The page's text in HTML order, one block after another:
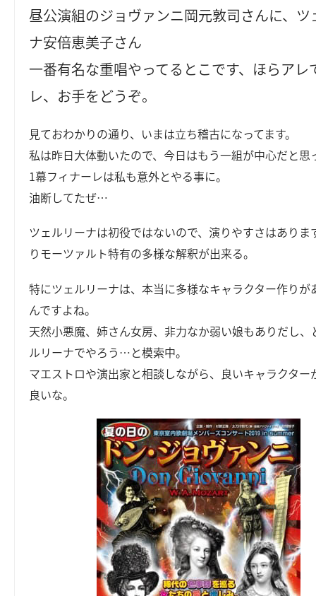
昼公演組のジョヴァンニ岡元敦司さんに、ツ
ナ安倍恵美子さん
一番有名な重唱やってるとこです、ほらアレ
レ、お手をどうぞ。
見ておわかりの通り、いまは立ち稽古になってます。
私は昨日大体動いたので、今日はもう一組が中心だと思
1幕フィナーレは私も意外とやる事に。
油断してたぜ…
ツェルリーナは初役ではないので、演りやすさはありま
りモーツァルト特有の多様な解釈が出来る。
特にツェルリーナは、本当に多様なキャラクター作りが
んですよね。
天然小悪魔、姉さん女房、非力なか弱い娘もありだし、
ルリーナでやろう…と模索中。
マエストロや演出家と相談しながら、良いキャラクター
良いな。